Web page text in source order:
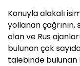
Konuyla alakalı
yollanan
olan ve Rus
bulunan çok
talebinde bulunan